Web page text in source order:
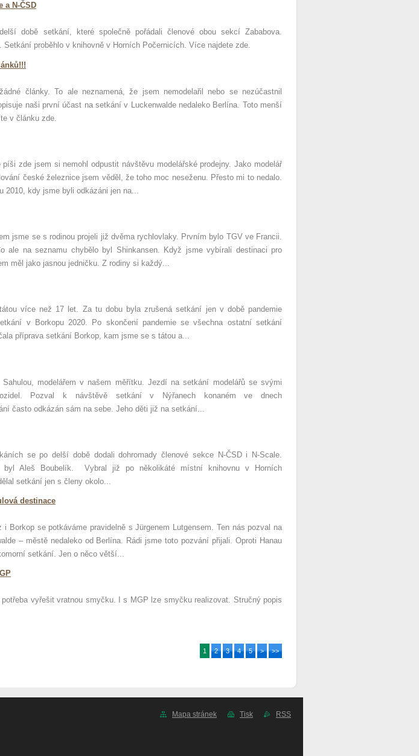
a N-ČSD
době setkání, které společně pořádali členové obou sekcí Zababova.
Setkání proběhlo v knihovně v Horních Počernicích. Více najdete zde.
články. To ale neznamená, že jsem nemodelařil nebo se nezúčastnil
naši první účast na setkání v Luckenwalde nedaleko Berlína. Toto menší
v článku zde.
zde jsem si nemohl odpustit návštěvu modelářské prodejny. Jako modelář
české železnice jsem věděl, že toho moc neseženu. Přesto mi to nedalo.
kdy jsme byli odkázáni jen na...
jsme se s rodinou projeli již dvěma rychlovlaky. Prvním bylo TGV ve Francii.
ale na seznamu chybělo byl Shinkansen. Když jsme vybírali destinaci pro
měl jako jasnou jedničku. Z rodiny si každý...
více než 17 let. Za tu dobu byla zrušená setkání jen v době pandemie
v Borkopu 2020. Po skončení pandemie se všechna ostatní setkání
příprava setkání Borkop, kam jsme se s tátou a...
modelářem v našem měřítku. Jezdí na setkání modelářů se svými
Pozval k návštěvě setkání v Nýřanech konaném ve dnech
často odkázán sám na sebe. Jeho děti již na setkání...
se po delší době dodali dohromady členové sekce N-ČSD i N-Scale.
byl Aleš Boubelík. Vybral již po několikáté místní knihovnu v Horních
setkání jen s členy okolo...
destinace
Borkop se potkáváme pravidelně s Jürgenem Lutgensem. Ten nás pozval na
– městě nedaleko od Berlína. Rádi jsme toto pozvání přijali. Oproti Hanau
setkání. Jen o něco větší...
vyřešit vratnou smyčku. I s MGP lze smyčku realizovat. Stručný popis
1 2 3 4 5 > >>
Mapa stránek Tisk RSS